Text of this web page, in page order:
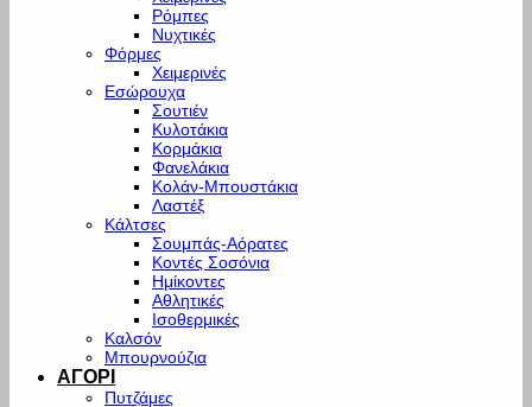
Ρόμπες
Νυχτικές
Φόρμες
Χειμερινές
Εσώρουχα
Σουτιέν
Κυλοτάκια
Κορμάκια
Φανελάκια
Κολάν-Μπουστάκια
Λαστέξ
Κάλτσες
Σουμπάς-Αόρατες
Κοντές Σοσόνια
Ημίκοντες
Αθλητικές
Ισοθερμικές
Καλσόν
Μπουρνούζια
ΑΓΟΡΙ
Πυτζάμες